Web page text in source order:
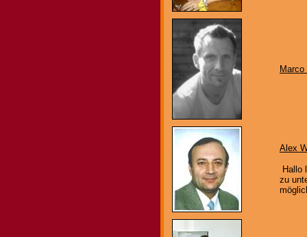
Marco
Alex
Hallo
zu